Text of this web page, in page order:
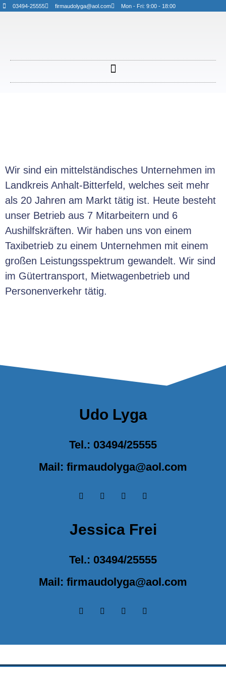
03494-25555 firmaudolyga@aol.com Mon - Fri: 9:00 - 18:00
Wir sind ein mittelständisches Unternehmen im
Landkreis Anhalt-Bitterfeld, welches seit mehr
als 20 Jahren am Markt tätig ist. Heute besteht
unser Betrieb aus 7 Mitarbeitern und 6
Aushilfskräften. Wir haben uns von einem
Taxibetrieb zu einem Unternehmen mit einem
großen Leistungsspektrum gewandelt. Wir sind
im Gütertransport, Mietwagenbetrieb und
Personenverkehr tätig.
Udo Lyga
Tel.: 03494/25555
Mail: firmaudolyga@aol.com
Jessica Frei
Tel.: 03494/25555
Mail: firmaudolyga@aol.com